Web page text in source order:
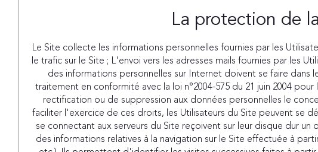
La protection de
Le Site collecte les informations personnelles fournies par les
le trafic sur le Site ; L'envoi vers les adresses mails fournies par les
des informations personnelles sur Internet doivent se faire
traitement en conformité avec la loi n°2004-575 du 21 juin 2004
rectification ou de suppression aux données personnelles le
faciliter l'exercice de ces droits, les Utilisateurs du Site peuvent se
se connectant aux serveurs du Site reçoivent sur leur disque dur
des informations relatives à la navigation sur le Site effectuée à